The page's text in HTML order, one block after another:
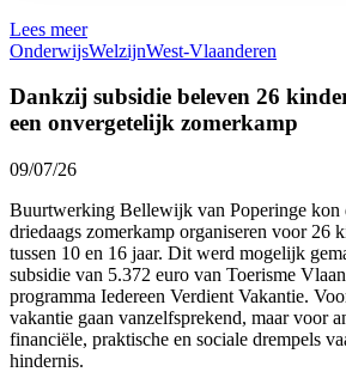
Lees meer
OnderwijsWelzijnWest-Vlaanderen
Dankzij subsidie beleven 26
een onvergetelijk zomerkamp
09/07/26
Buurtwerking Bellewijk van Poperinge kon
driedaags zomerkamp organiseren voor 26
tussen 10 en 16 jaar. Dit werd mogelijk
subsidie van 5.372 euro van Toerisme
programma Iedereen Verdient Vakantie.
vakantie gaan vanzelfsprekend, maar voor
financiële, praktische en sociale drempels
hindernis.